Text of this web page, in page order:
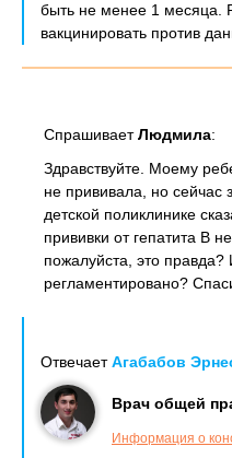
быть не менее 1 месяца.
вакцинировать против
СпрашиваетЛюдмила:
Здравствуйте. Моему
не прививала, но сейчас
детской поликлинике
прививки от гепатита В
пожалуйста, это
регламентировано?
ОтвечаетАгабабов
Врач общей
Информация о